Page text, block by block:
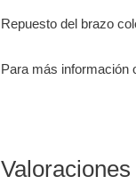
Repuesto del brazo
Para más información
Valoraciones